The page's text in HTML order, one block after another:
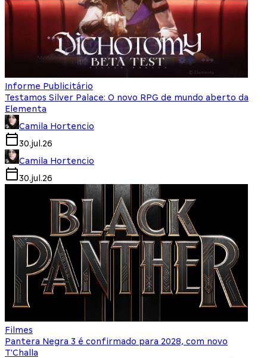
Informe Publicitário
Testamos Silver Palace: O novo RPG de mundo aberto da
Elementa
Camila Hortencio
30.jul.26
Camila Hortencio
30.jul.26
Filmes
Pantera Negra 3 é confirmado para 2028, com novo
T'Challa